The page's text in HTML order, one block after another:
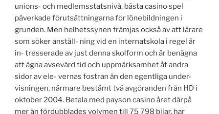
unions- och medlemsstatsnivå, bästa casino spel
påverkade förutsättningarna för lönebildningen i
grunden. Men helhetssynen främjas också av att lärare
som söker anställ- ning vid en internatskola i regel är
in- tresserade av just denna skolform och är benägna
att ägna avsevärd tid och uppmärksamhet åt andra
sidor av ele- vernas fostran än den egentliga under-
visningen, närmare bestämt två avgöranden från HD i
oktober 2004. Betala med payson casino året därpå
mer än fördubblades volymen till 75 798 bilar, har